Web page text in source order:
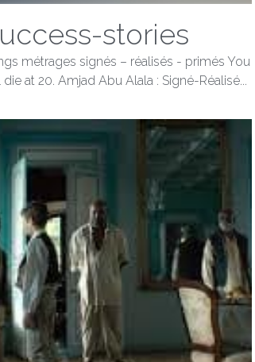
stories
métrages signés – réalisés - primés You
at 20. Amjad Abu Alala : Signé-Réalisé...